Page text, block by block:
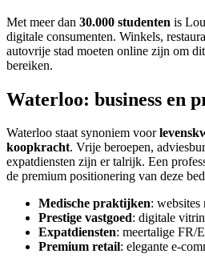
Met meer dan 30.000 studenten is
digitale consumenten. Winkels,
autovrije stad moeten online zijn om
bereiken.
Waterloo: business en
Waterloo staat synoniem voor
koopkracht. Vrije beroepen,
expatdiensten zijn er talrijk. Een
de premium positionering van deze
Medische praktijken: websites
Prestige vastgoed: digitale
Expatdiensten: meertalige FR/
Premium retail: elegante e-